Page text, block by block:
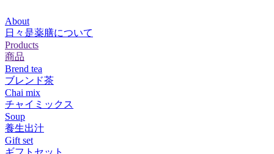
About
日々是薬膳について
Products
商品
Brend tea
ブレンド茶
Chai mix
チャイミックス
Soup
養生出汁
Gift set
ギフトセット